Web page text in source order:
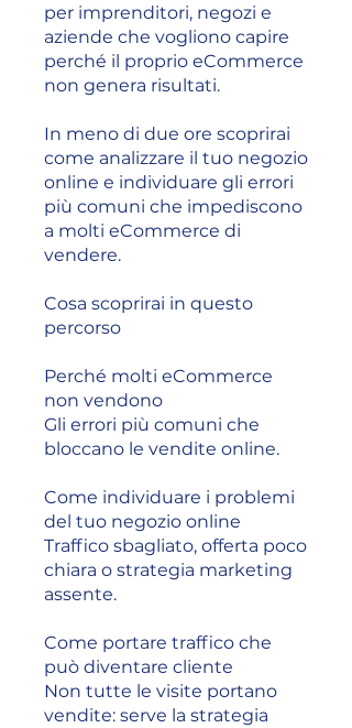
per imprenditori, negozi e
aziende che vogliono capire
perché il proprio eCommerce
non genera risultati.
In meno di due ore scoprirai
come analizzare il tuo negozio
online e individuare gli errori
più comuni che impediscono
a molti eCommerce di
vendere.
Cosa scoprirai in questo
percorso
Perché molti eCommerce
non vendono
Gli errori più comuni che
bloccano le vendite online.
Come individuare i problemi
del tuo negozio online
Traffico sbagliato, offerta poco
chiara o strategia marketing
assente.
Come portare traffico che
può diventare cliente
Non tutte le visite portano
vendite: serve la strategia